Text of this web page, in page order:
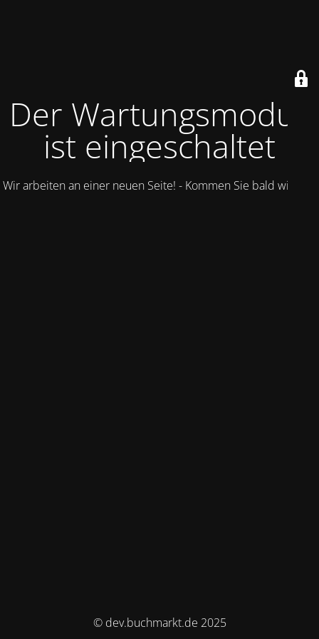
Der Wartungsmodus
ist eingeschaltet
Wir arbeiten an einer neuen Seite! - Kommen Sie bald wieder.
© dev.buchmarkt.de 2025